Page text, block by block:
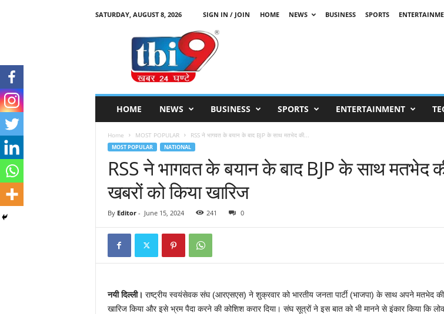
SATURDAY, AUGUST 8, 2026 SIGN IN / JOIN HOME NEWS BUSINESS SPORTS
HOME NEWS BUSINESS SPORTS ENTERTAINMENT
Home MOST POPULAR RSS ने भागवत के बयान के बाद BJP के साथ मतभेद की...
MOST POPULAR NATIONAL
RSS ने भागवत के बयान के बाद BJP के साथ मतभेद
खबरों को किया खारिज
By Editor- June 15, 2024 241 0
नयी दिल्ली। राष्ट्रीय स्वयंसेवक संघ (आरएसएस) ने शुक्रवार को भारतीय जनता पार्टी (भाजपा) के साथ अपने मतभेद
खारिज किया और इसे भ्रम पैदा करने की कोशिश करार दिया। संघ सूत्रों ने इस बात को भी मानने से इंकार किया कि